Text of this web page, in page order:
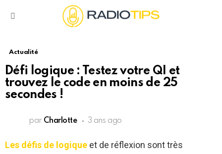
Actualité
Défi logique : Testez votre QI et
trouvez le code en moins de 25
secondes !
par Charlotte 3 ans ago
Les défis de logique et de réflexion sont très